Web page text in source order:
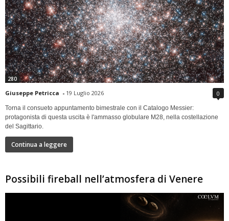
280
Giuseppe Petricca - 19 Luglio 2026 0
Torna il consueto appuntamento bimestrale con il Catalogo Messier:
protagonista di questa uscita è l'ammasso globulare M28, nella costellazione
del Sagittario.
Continua a leggere
Possibili fireball nell’atmosfera di Venere